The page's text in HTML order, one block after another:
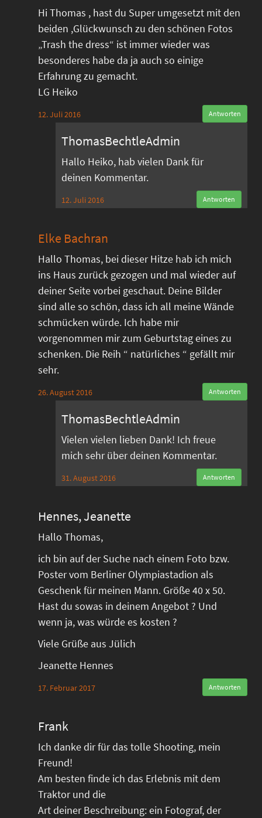
Hi Thomas , hast du Super umgesetzt mit den
beiden ,Glückwunsch zu den schönen Fotos
„Trash the dress“ ist immer wieder was
besonderes habe da ja auch so einige
Erfahrung zu gemacht.
LG Heiko
12. Juli 2016 Antworten
ThomasBechtleAdmin
Hallo Heiko, hab vielen Dank für
deinen Kommentar.
12. Juli 2016 Antworten
Elke Bachran
Hallo Thomas, bei dieser Hitze hab ich mich
ins Haus zurück gezogen und mal wieder auf
deiner Seite vorbei geschaut. Deine Bilder
sind alle so schön, dass ich all meine Wände
schmücken würde. Ich habe mir
vorgenommen mir zum Geburtstag eines zu
schenken. Die Reih “ natürliches “ gefällt mir
sehr.
26. August 2016 Antworten
ThomasBechtleAdmin
Vielen vielen lieben Dank! Ich freue
mich sehr über deinen Kommentar.
31. August 2016 Antworten
Hennes, Jeanette
Hallo Thomas,
ich bin auf der Suche nach einem Foto bzw.
Poster vom Berliner Olympiastadion als
Geschenk für meinen Mann. Größe 40 x 50.
Hast du sowas in deinem Angebot ? Und
wenn ja, was würde es kosten ?
Viele Grüße aus Jülich
Jeanette Hennes
17. Februar 2017 Antworten
Frank
Ich danke dir für das tolle Shooting, mein
Freund!
Am besten finde ich das Erlebnis mit dem
Traktor und die
Art deiner Beschreibung: ein Fotograf, der